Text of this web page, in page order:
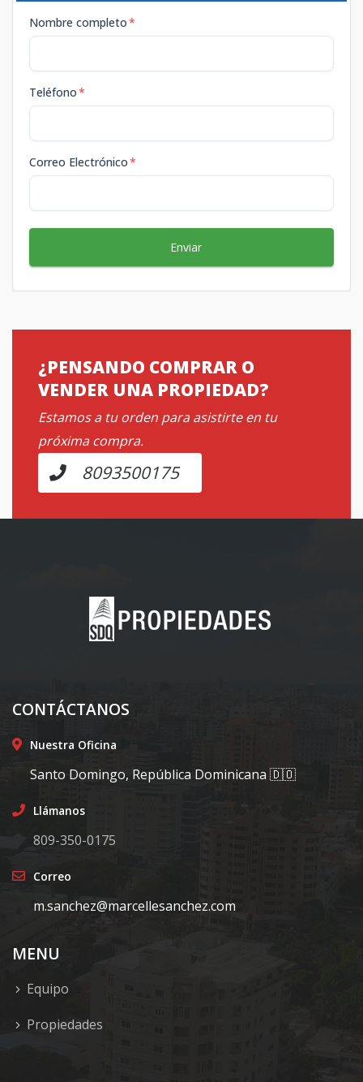
Nombre completo*
Teléfono*
Correo Electrónico*
Enviar
¿PENSANDO COMPRAR O
VENDER UNA PROPIEDAD?
Estamos a tu orden para asistirte en tu
próxima compra.
8093500175
CONTÁCTANOS
Nuestra Oficina
Santo Domingo, República Dominicana 🇩🇴
Llámanos
809-350-0175
Correo
m.sanchez@marcellesanchez.com
MENU
Equipo
Propiedades